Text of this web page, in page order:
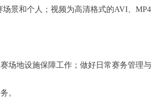
景和个人；视频为高清格式的AVI、
场地设施保障工作；做好日常赛务管理与
。